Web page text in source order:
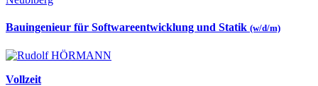
Bauingenieur für Softwareentwicklung und Statik (w/d/m)
Vollzeit